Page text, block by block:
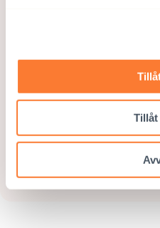
Tillåt
Vi arbetar för en bra
Colombia, Etiopien,